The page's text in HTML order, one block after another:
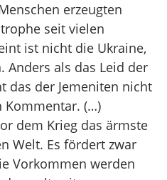
erzeugten
seit vielen
ist nicht die Ukraine,
Anders als das Leid der
das der Jemeniten nicht
Kommentar. (…)
dem Krieg das ärmste
Welt. Es fördert zwar
Vorkommen werden